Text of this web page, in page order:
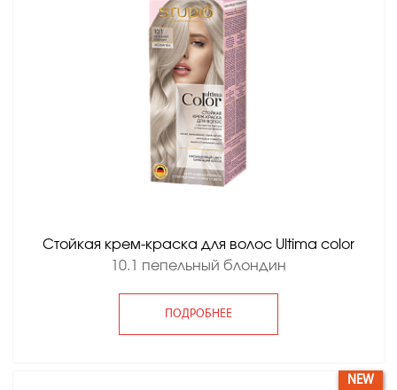
Стойкая крем-краска для волос Ultima color
10.1 пепельный блондин
ПОДРОБНЕЕ
NEW